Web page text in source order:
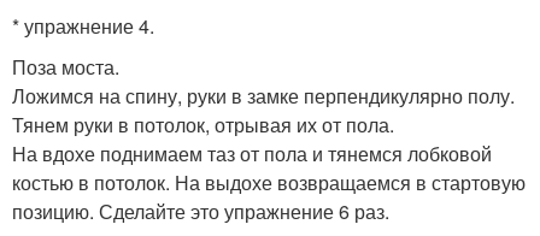
* упражнение 4.
Поза моста.
Ложимся на спину, руки в замке перпендикулярно полу.
Тянем руки в потолок, отрывая их от пола.
На вдохе поднимаем таз от пола и тянемся лобковой
костью в потолок. На выдохе возвращаемся в стартовую
позицию. Сделайте это упражнение 6 раз.